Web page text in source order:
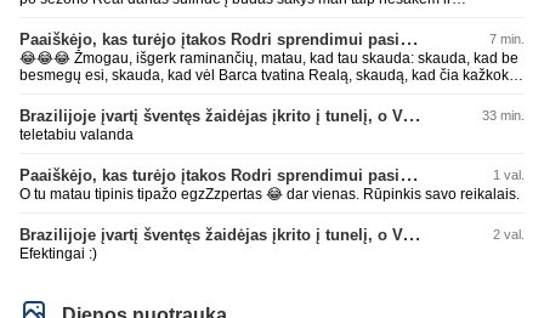
degraduoja su tais išsivartymais. Gal todėl ir problema, kad tiek pats klubas,
tiek jo fanai begalviai ir užtat titulų badas jau 2 metai iš eilės, žiūrėsim ar ir
trečiam nebus taip. O kiti klubai savo darbus daro, o ne tuščiai čia 💩
palikinėja ant kurių patys paskui paslysta.
Paaiškėjo, kas turėjo įtakos Rodri sprendimui pasirinkti Barselonos pusę 7 min.
😂😂😂 Žmogau, išgerk raminančių, matau, kad tau skauda: skauda, kad be
besmegų esi, skauda, kad vėl Barca tvatina Realą, skaudą, kad čia kažkoks
nepatare ką daryti, pyksti, nes pačio galva tuščia ir toliau mynkai įžeidinėjimų
kortą. Ech, žmogau, žmogau... geriau tu būtųm patylėjelęs. P.S. Taip žinau
kaip veikia AI, todėl ir sugebu jį sudurninti, ne kartą jau tai pavyko. O tu kaip
parašiau faktą. Ant kiek tu be smegenų, wow, žiauriai man gėda už tave.
Sėkmės, bičiuli, matau, kad toliau bus tik drgradavimas pačio, užtenka ir taip
koks blemba skyrtumas.... besmegenų esantis avinas ir bus tik avinas... daug
čia apie save balvone prirašei. Gėda man už tave. Toks iš retesnių bukumo
esi čia.
Brazilijoje įvartį šventęs žaidėjas įkrito į tunelį, o VAR įvartį atšaukė 33 min.
teletabiu valanda
Paaiškėjo, kas turėjo įtakos Rodri sprendimui pasirinkti Barselonos pusę 1 val.
O tu matau tipinis tipažo egzZzpertas 😂 dar vienas. Rūpinkis savo reikalais.
Brazilijoje įvartį šventęs žaidėjas įkrito į tunelį, o VAR įvartį atšaukė 2 val.
Efektingai :)